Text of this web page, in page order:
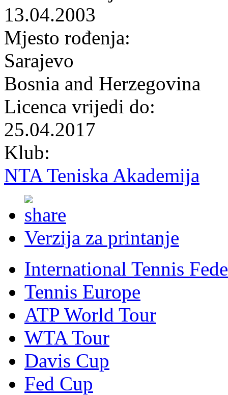
13.04.2003
Mjesto rođenja:
Sarajevo
Bosnia and Herzegovina
Licenca vrijedi do:
25.04.2017
Klub:
NTA Teniska Akademija
Verzija za printanje
International Tennis
Tennis Europe
ATP World Tour
WTA Tour
Davis Cup
Fed Cup